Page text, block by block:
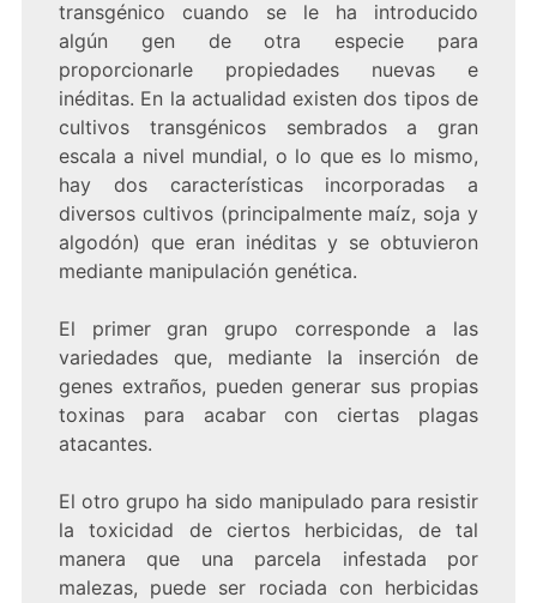
transgénico cuando se le ha introducido
algún gen de otra especie para
proporcionarle propiedades nuevas e
inéditas. En la actualidad existen dos tipos de
cultivos transgénicos sembrados a gran
escala a nivel mundial, o lo que es lo mismo,
hay dos características incorporadas a
diversos cultivos (principalmente maíz, soja y
algodón) que eran inéditas y se obtuvieron
mediante manipulación genética.
El primer gran grupo corresponde a las
variedades que, mediante la inserción de
genes extraños, pueden generar sus propias
toxinas para acabar con ciertas plagas
atacantes.
El otro grupo ha sido manipulado para resistir
la toxicidad de ciertos herbicidas, de tal
manera que una parcela infestada por
malezas, puede ser rociada con herbicidas